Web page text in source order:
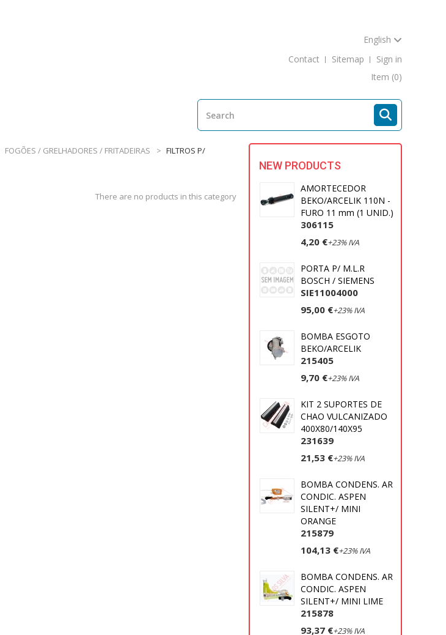
English
Sign in
Contact
Sitemap
Item (0)
FOGÕES / GRELHADORES / FRITADEIRAS > FILTROS P/
There are no products in this category
NEW PRODUCTS
AMORTECEDOR
BEKO/ARCELIK 110N -
FURO 11 mm (1 UNID.)
306115
4,20 €+23% IVA
PORTA P/ M.L.R
BOSCH / SIEMENS
SIE11004000
95,00 €+23% IVA
BOMBA ESGOTO
BEKO/ARCELIK
215405
9,70 €+23% IVA
KIT 2 SUPORTES DE
CHAO VULCANIZADO
400X80/140X95
231639
21,53 €+23% IVA
BOMBA CONDENS. AR
CONDIC. ASPEN
SILENT+/ MINI
ORANGE
215879
104,13 €+23% IVA
BOMBA CONDENS. AR
CONDIC. ASPEN
SILENT+/ MINI LIME
215878
93,37 €+23% IVA